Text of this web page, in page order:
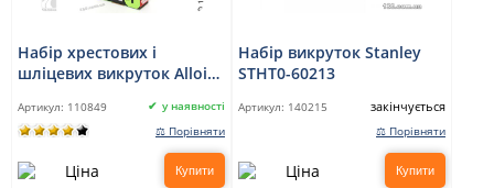
Набір хрестових і
шліцевих викруток Alloid
Артикул: 110849
у наявності
⚖ Порівняти
Купити
Набір викруток Stanley
STHT0-60213
Артикул: 140215 закінчується
⚖ Порівняти
Купити